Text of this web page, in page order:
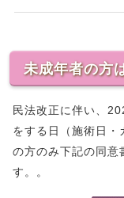
未成年者の方
民法改正に伴い、
をする日（施術日
の方のみ下記の同意
す。。